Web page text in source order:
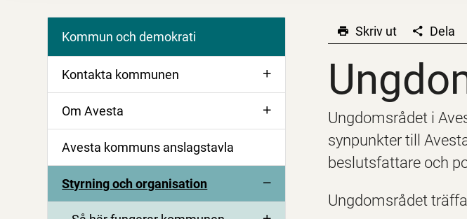
Kommun och demokrati
Kontakta kommunen
Om Avesta
Avesta kommuns anslagstavla
Styrning och organisation
Skriv ut Dela
Ungdomsrådet i
synpunkter till
beslutsfattare och
Ungdomsrådet